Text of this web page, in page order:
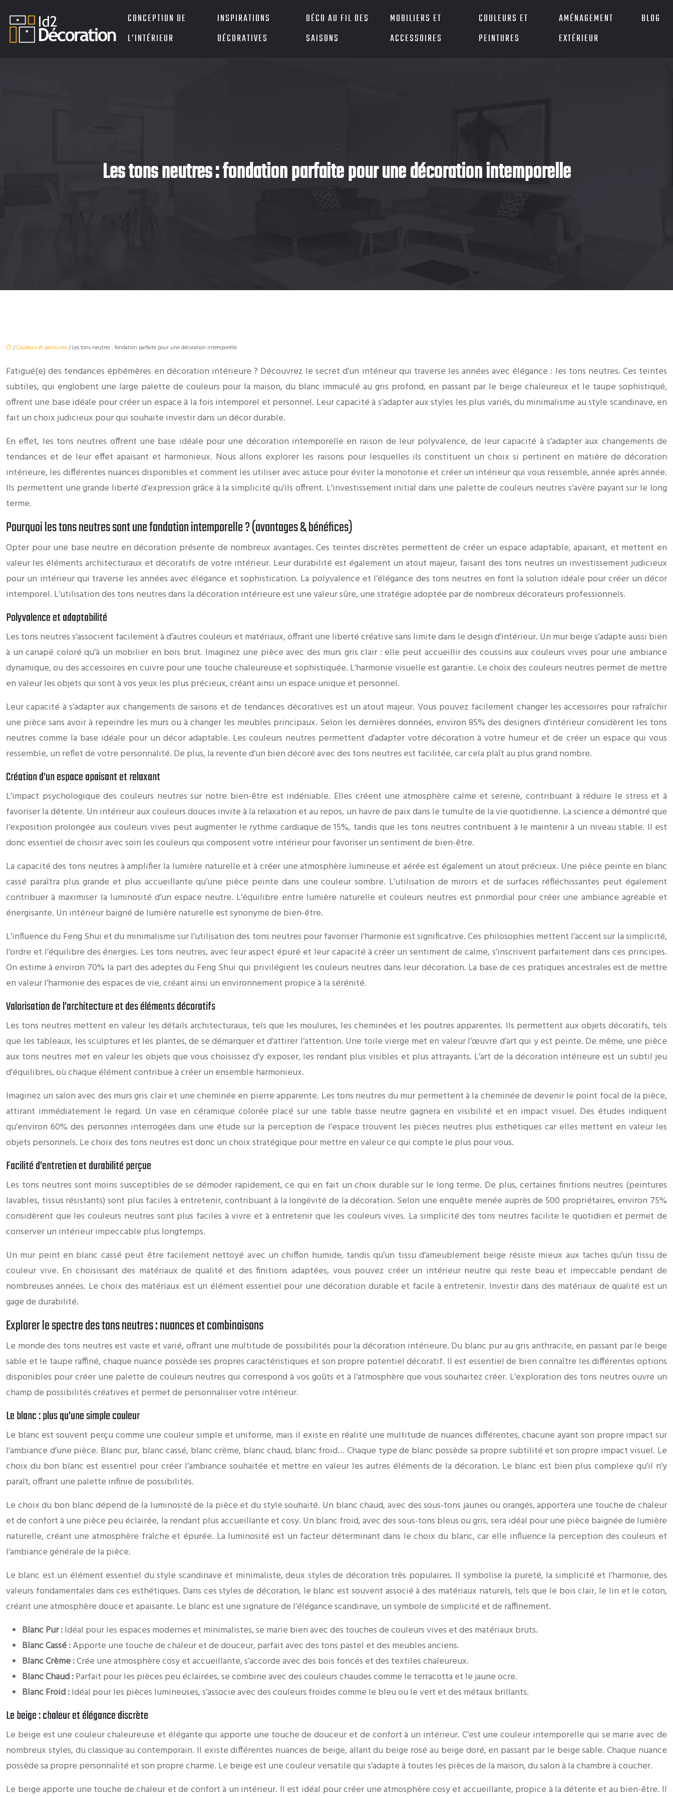
CONCEPTION DE
L’INTÉRIEUR
INSPIRATIONS
DÉCORATIVES
DÉCO AU FIL DES
SAISONS
MOBILIERS ET
ACCESSOIRES
COULEURS ET
PEINTURES
AMÉNAGEMENT
EXTÉRIEUR
BLOG
Les tons neutres : fondation parfaite pour une décoration intemporelle
/Couleurs et peintures/ Les tons neutres : fondation parfaite pour une décoration intemporelle
Fatigué(e) des tendances éphémères en décoration intérieure ? Découvrez le secret d’un intérieur qui traverse les années avec élégance : les tons neutres. Ces teintes
subtiles, qui englobent une large palette de couleurs pour la maison, du blanc immaculé au gris profond, en passant par le beige chaleureux et le taupe sophistiqué,
offrent une base idéale pour créer un espace à la fois intemporel et personnel. Leur capacité à s’adapter aux styles les plus variés, du minimalisme au style scandinave, en
fait un choix judicieux pour qui souhaite investir dans un décor durable.
En effet, les tons neutres offrent une base idéale pour une décoration intemporelle en raison de leur polyvalence, de leur capacité à s’adapter aux changements de
tendances et de leur effet apaisant et harmonieux. Nous allons explorer les raisons pour lesquelles ils constituent un choix si pertinent en matière de décoration
intérieure, les différentes nuances disponibles et comment les utiliser avec astuce pour éviter la monotonie et créer un intérieur qui vous ressemble, année après année.
Ils permettent une grande liberté d’expression grâce à la simplicité qu’ils offrent. L’investissement initial dans une palette de couleurs neutres s’avère payant sur le long
terme.
Pourquoi les tons neutres sont une fondation intemporelle ? (avantages & bénéfices)
Opter pour une base neutre en décoration présente de nombreux avantages. Ces teintes discrètes permettent de créer un espace adaptable, apaisant, et mettent en
valeur les éléments architecturaux et décoratifs de votre intérieur. Leur durabilité est également un atout majeur, faisant des tons neutres un investissement judicieux
pour un intérieur qui traverse les années avec élégance et sophistication. La polyvalence et l’élégance des tons neutres en font la solution idéale pour créer un décor
intemporel. L’utilisation des tons neutres dans la décoration intérieure est une valeur sûre, une stratégie adoptée par de nombreux décorateurs professionnels.
Polyvalence et adaptabilité
Les tons neutres s’associent facilement à d’autres couleurs et matériaux, offrant une liberté créative sans limite dans le design d’intérieur. Un mur beige s’adapte aussi bien
à un canapé coloré qu’à un mobilier en bois brut. Imaginez une pièce avec des murs gris clair : elle peut accueillir des coussins aux couleurs vives pour une ambiance
dynamique, ou des accessoires en cuivre pour une touche chaleureuse et sophistiquée. L’harmonie visuelle est garantie. Le choix des couleurs neutres permet de mettre
en valeur les objets qui sont à vos yeux les plus précieux, créant ainsi un espace unique et personnel.
Leur capacité à s’adapter aux changements de saisons et de tendances décoratives est un atout majeur. Vous pouvez facilement changer les accessoires pour rafraîchir
une pièce sans avoir à repeindre les murs ou à changer les meubles principaux. Selon les dernières données, environ 85% des designers d’intérieur considèrent les tons
neutres comme la base idéale pour un décor adaptable. Les couleurs neutres permettent d’adapter votre décoration à votre humeur et de créer un espace qui vous
ressemble, un reflet de votre personnalité. De plus, la revente d’un bien décoré avec des tons neutres est facilitée, car cela plaît au plus grand nombre.
Création d’un espace apaisant et relaxant
L’impact psychologique des couleurs neutres sur notre bien-être est indéniable. Elles créent une atmosphère calme et sereine, contribuant à réduire le stress et à
favoriser la détente. Un intérieur aux couleurs douces invite à la relaxation et au repos, un havre de paix dans le tumulte de la vie quotidienne. La science a démontré que
l’exposition prolongée aux couleurs vives peut augmenter le rythme cardiaque de 15%, tandis que les tons neutres contribuent à le maintenir à un niveau stable. Il est
donc essentiel de choisir avec soin les couleurs qui composent votre intérieur pour favoriser un sentiment de bien-être.
La capacité des tons neutres à amplifier la lumière naturelle et à créer une atmosphère lumineuse et aérée est également un atout précieux. Une pièce peinte en blanc
cassé paraîtra plus grande et plus accueillante qu’une pièce peinte dans une couleur sombre. L’utilisation de miroirs et de surfaces réfléchissantes peut également
contribuer à maximiser la luminosité d’un espace neutre. L’équilibre entre lumière naturelle et couleurs neutres est primordial pour créer une ambiance agréable et
énergisante. Un intérieur baigné de lumière naturelle est synonyme de bien-être.
L’influence du Feng Shui et du minimalisme sur l’utilisation des tons neutres pour favoriser l’harmonie est significative. Ces philosophies mettent l’accent sur la simplicité,
l’ordre et l’équilibre des énergies. Les tons neutres, avec leur aspect épuré et leur capacité à créer un sentiment de calme, s’inscrivent parfaitement dans ces principes.
On estime à environ 70% la part des adeptes du Feng Shui qui privilégient les couleurs neutres dans leur décoration. La base de ces pratiques ancestrales est de mettre
en valeur l’harmonie des espaces de vie, créant ainsi un environnement propice à la sérénité.
Valorisation de l’architecture et des éléments décoratifs
Les tons neutres mettent en valeur les détails architecturaux, tels que les moulures, les cheminées et les poutres apparentes. Ils permettent aux objets décoratifs, tels
que les tableaux, les sculptures et les plantes, de se démarquer et d’attirer l’attention. Une toile vierge met en valeur l’œuvre d’art qui y est peinte. De même, une pièce
aux tons neutres met en valeur les objets que vous choisissez d’y exposer, les rendant plus visibles et plus attrayants. L’art de la décoration intérieure est un subtil jeu
d’équilibres, où chaque élément contribue à créer un ensemble harmonieux.
Imaginez un salon avec des murs gris clair et une cheminée en pierre apparente. Les tons neutres du mur permettent à la cheminée de devenir le point focal de la pièce,
attirant immédiatement le regard. Un vase en céramique colorée placé sur une table basse neutre gagnera en visibilité et en impact visuel. Des études indiquent
qu’environ 60% des personnes interrogées dans une étude sur la perception de l’espace trouvent les pièces neutres plus esthétiques car elles mettent en valeur les
objets personnels. Le choix des tons neutres est donc un choix stratégique pour mettre en valeur ce qui compte le plus pour vous.
Facilité d’entretien et durabilité perçue
Les tons neutres sont moins susceptibles de se démoder rapidement, ce qui en fait un choix durable sur le long terme. De plus, certaines finitions neutres (peintures
lavables, tissus résistants) sont plus faciles à entretenir, contribuant à la longévité de la décoration. Selon une enquête menée auprès de 500 propriétaires, environ 75%
considèrent que les couleurs neutres sont plus faciles à vivre et à entretenir que les couleurs vives. La simplicité des tons neutres facilite le quotidien et permet de
conserver un intérieur impeccable plus longtemps.
Un mur peint en blanc cassé peut être facilement nettoyé avec un chiffon humide, tandis qu’un tissu d’ameublement beige résiste mieux aux taches qu’un tissu de
couleur vive. En choisissant des matériaux de qualité et des finitions adaptées, vous pouvez créer un intérieur neutre qui reste beau et impeccable pendant de
nombreuses années. Le choix des matériaux est un élément essentiel pour une décoration durable et facile à entretenir. Investir dans des matériaux de qualité est un
gage de durabilité.
Explorer le spectre des tons neutres : nuances et combinaisons
Le monde des tons neutres est vaste et varié, offrant une multitude de possibilités pour la décoration intérieure. Du blanc pur au gris anthracite, en passant par le beige
sable et le taupe raffiné, chaque nuance possède ses propres caractéristiques et son propre potentiel décoratif. Il est essentiel de bien connaître les différentes options
disponibles pour créer une palette de couleurs neutres qui correspond à vos goûts et à l’atmosphère que vous souhaitez créer. L’exploration des tons neutres ouvre un
champ de possibilités créatives et permet de personnaliser votre intérieur.
Le blanc : plus qu’une simple couleur
Le blanc est souvent perçu comme une couleur simple et uniforme, mais il existe en réalité une multitude de nuances différentes, chacune ayant son propre impact sur
l’ambiance d’une pièce. Blanc pur, blanc cassé, blanc crème, blanc chaud, blanc froid… Chaque type de blanc possède sa propre subtilité et son propre impact visuel. Le
choix du bon blanc est essentiel pour créer l’ambiance souhaitée et mettre en valeur les autres éléments de la décoration. Le blanc est bien plus complexe qu’il n’y
paraît, offrant une palette infinie de possibilités.
Le choix du bon blanc dépend de la luminosité de la pièce et du style souhaité. Un blanc chaud, avec des sous-tons jaunes ou orangés, apportera une touche de chaleur
et de confort à une pièce peu éclairée, la rendant plus accueillante et cosy. Un blanc froid, avec des sous-tons bleus ou gris, sera idéal pour une pièce baignée de lumière
naturelle, créant une atmosphère fraîche et épurée. La luminosité est un facteur déterminant dans le choix du blanc, car elle influence la perception des couleurs et
l’ambiance générale de la pièce.
Le blanc est un élément essentiel du style scandinave et minimaliste, deux styles de décoration très populaires. Il symbolise la pureté, la simplicité et l’harmonie, des
valeurs fondamentales dans ces esthétiques. Dans ces styles de décoration, le blanc est souvent associé à des matériaux naturels, tels que le bois clair, le lin et le coton,
créant une atmosphère douce et apaisante. Le blanc est une signature de l’élégance scandinave, un symbole de simplicité et de raffinement.
Blanc Pur :Idéal pour les espaces modernes et minimalistes, se marie bien avec des touches de couleurs vives et des matériaux bruts.
Blanc Cassé :Apporte une touche de chaleur et de douceur, parfait avec des tons pastel et des meubles anciens.
Blanc Crème :Crée une atmosphère cosy et accueillante, s’accorde avec des bois foncés et des textiles chaleureux.
Blanc Chaud :Parfait pour les pièces peu éclairées, se combine avec des couleurs chaudes comme le terracotta et le jaune ocre.
Blanc Froid :Idéal pour les pièces lumineuses, s’associe avec des couleurs froides comme le bleu ou le vert et des métaux brillants.
Le beige : chaleur et élégance discrète
Le beige est une couleur chaleureuse et élégante qui apporte une touche de douceur et de confort à un intérieur. C’est une couleur intemporelle qui se marie avec de
nombreux styles, du classique au contemporain. Il existe différentes nuances de beige, allant du beige rosé au beige doré, en passant par le beige sable. Chaque nuance
possède sa propre personnalité et son propre charme. Le beige est une couleur versatile qui s’adapte à toutes les pièces de la maison, du salon à la chambre à coucher.
Le beige apporte une touche de chaleur et de confort à un intérieur. Il est idéal pour créer une atmosphère cosy et accueillante, propice à la détente et au bien-être. Il